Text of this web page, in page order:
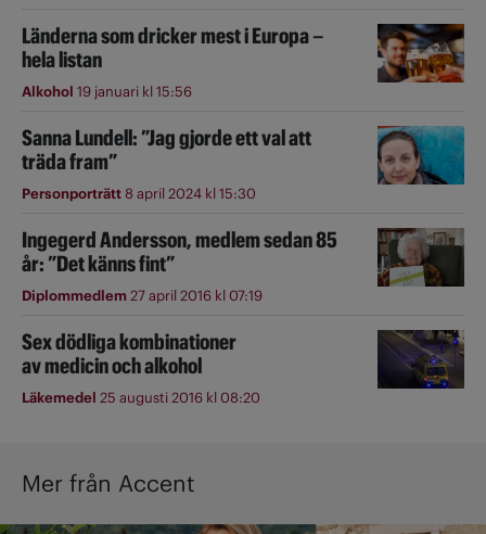
Länderna som dricker mest i Europa –
hela listan
Alkohol 19 januari kl 15:56
Sanna Lundell: ”Jag gjorde ett val att
träda fram”
Personporträtt8 april 2024 kl 15:30
Ingegerd Andersson, medlem sedan 85
år: ”Det känns fint”
Diplommedlem27 april 2016 kl 07:19
Sex dödliga kombinationer
av medicin och alkohol
Läkemedel 25 augusti 2016 kl 08:20
Mer från Accent